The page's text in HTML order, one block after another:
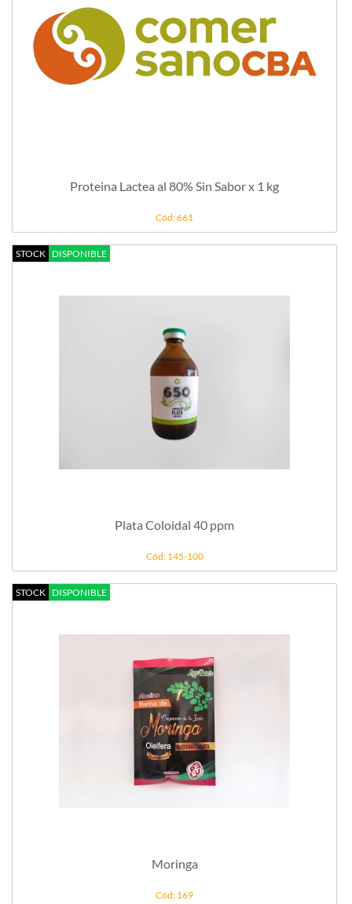
Proteina Lactea al 80% Sin Sabor x 1 kg
Cód: 661
STOCK DISPONIBLE
Plata Coloidal 40 ppm
Cód: 145-100
STOCK DISPONIBLE
Moringa
Cód: 169